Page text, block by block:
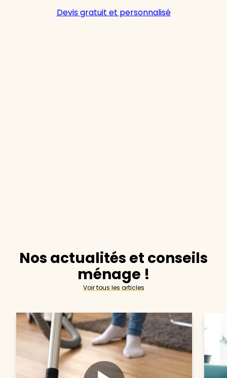
Devis gratuit et personnalisé
Nos actualités et conseils
ménage !
Voir tous les articles